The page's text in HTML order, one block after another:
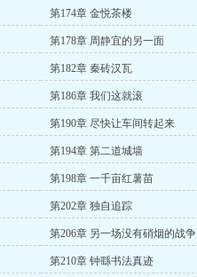
第174章 金悦茶楼
第178章 周静宜的另一面
第182章 秦砖汉瓦
第186章 我们这就滚
第190章 尽快让车间转起来
第194章 第二道城墙
第198章 一千亩红薯苗
第202章 独自追踪
第206章 另一场没有硝烟的战争
第210章 钟繇书法真迹